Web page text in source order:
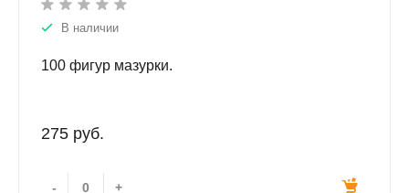
В наличии
100 фигур мазурки.
275 руб.
- +